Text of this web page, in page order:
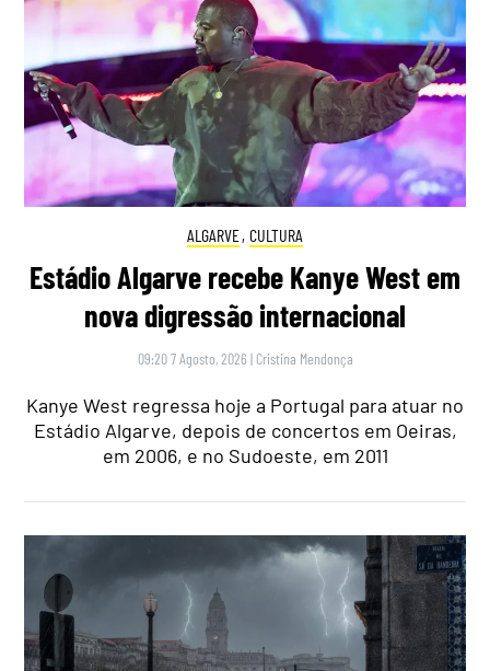
ALGARVE, CULTURA
Estádio Algarve recebe Kanye West em
nova digressão internacional
09:20 7 Agosto, 2026 | Cristina Mendonça
Kanye West regressa hoje a Portugal para atuar no
Estádio Algarve, depois de concertos em Oeiras,
em 2006, e no Sudoeste, em 2011